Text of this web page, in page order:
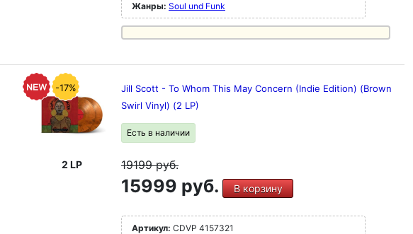
Жанры: Soul und Funk
-17%
2 LP
Jill Scott - To Whom This May Concern (Indie Edition) (Brown
Swirl Vinyl) (2 LP)
Есть в наличии
19199руб.
15999 руб. В корзину
Артикул: CDVP 4157321